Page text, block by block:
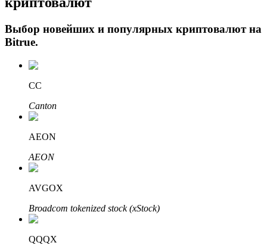
Авто Инвест
Получите долгосрочную прибыль и гибкие проценты
Выбор новейших и популярных криптовалют на
Bitrue.
CC
Canton
AEON
AEON
AVGOX
Broadcom tokenized stock (xStock)
QQQX